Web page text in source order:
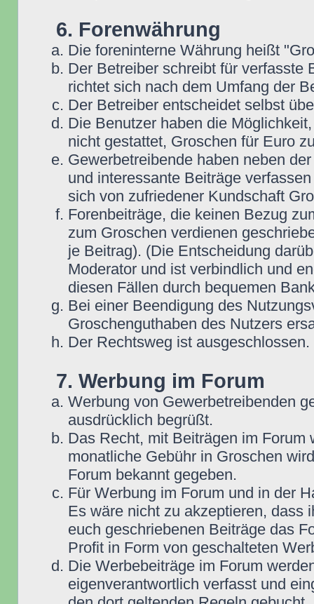
6. Forenwährung
Die foreninterne Währung heißt
Der Betreiber schreibt für verfasste
richtet sich nach dem Umfang der
Der Betreiber entscheidet selbst
Die Benutzer haben die
nicht gestattet, Groschen für Euro
Gewerbetreibende haben neben
und interessante Beiträge
sich von zufriedener Kundschaft
Forenbeiträge, die keinen Bezug
zum Groschen verdienen
je Beitrag). (Die Entscheidung
Moderator und ist verbindlich und
diesen Fällen durch bequemen
Bei einer Beendigung des
Groschenguthaben des Nutzers
Der Rechtsweg ist ausgeschlossen.
7. Werbung im Forum
Werbung von Gewerbetreibenden
ausdrücklich begrüßt.
Das Recht, mit Beiträgen im
monatliche Gebühr in Groschen
Forum bekannt gegeben.
Für Werbung im Forum und in der
Es wäre nicht zu akzeptieren, dass
euch geschriebenen Beiträge das
Profit in Form von geschalteten
Die Werbebeiträge im Forum
eigenverantwortlich verfasst und